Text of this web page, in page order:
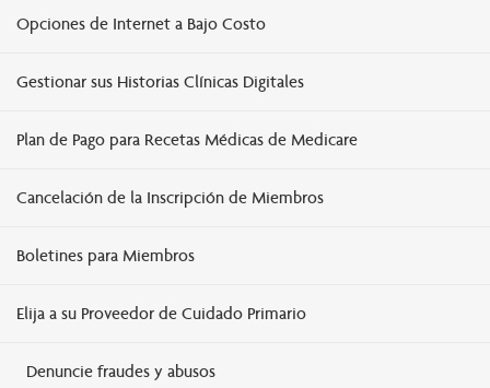
Opciones de Internet a Bajo Costo
Gestionar sus Historias Clínicas Digitales
Plan de Pago para Recetas Médicas de Medicare
Cancelación de la Inscripción de Miembros
Boletines para Miembros
Elija a su Proveedor de Cuidado Primario
Denuncie fraudes y abusos